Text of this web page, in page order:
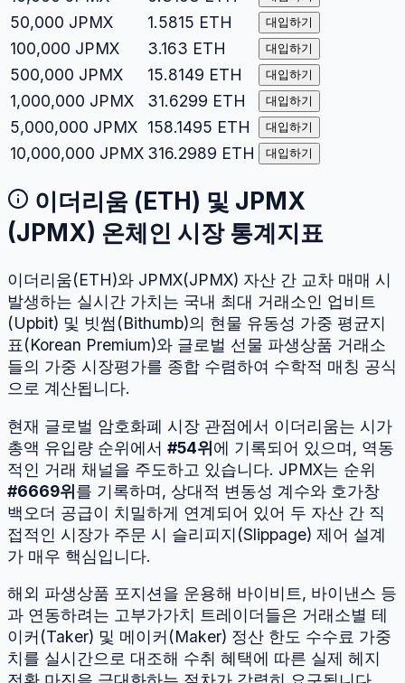
50,000 JPMX 1.5815 ETH 대입하기
100,000 JPMX 3.163 ETH 대입하기
500,000 JPMX 15.8149 ETH 대입하기
1,000,000 JPMX 31.6299 ETH 대입하기
5,000,000 JPMX 158.1495 ETH 대입하기
10,000,000 JPMX 316.2989 ETH 대입하기
이더리움 ( ETH ) 및 JPMX
(JPMX) 온체인 시장 통계지표
이더리움(ETH)와 JPMX(JPMX) 자산 간 교차 매매 시
발생하는 실시간 가치는 국내 최대 거래소인 업비트
(Upbit) 및 빗썸(Bithumb)의 현물 유동성 가중 평균지
표(Korean Premium)와 글로벌 선물 파생상품 거래소
들의 가중 시장평가를 종합 수렴하여 수학적 매칭 공식
으로 계산됩니다.
현재 글로벌 암호화폐 시장 관점에서 이더리움는 시가
총액 유입량 순위에서 #54위에 기록되어 있으며, 역동
적인 거래 채널을 주도하고 있습니다. JPMX는 순위
#6669위를 기록하며, 상대적 변동성 계수와 호가창
백오더 공급이 치밀하게 연계되어 있어 두 자산 간 직
접적인 시장가 주문 시 슬리피지(Slippage) 제어 설계
가 매우 핵심입니다.
해외 파생상품 포지션을 운용해 바이비트, 바이낸스 등
과 연동하려는 고부가가치 트레이더들은 거래소별 테
이커(Taker) 및 메이커(Maker) 정산 한도 수수료 가중
치를 실시간으로 대조해 수취 혜택에 따른 실제 헤지